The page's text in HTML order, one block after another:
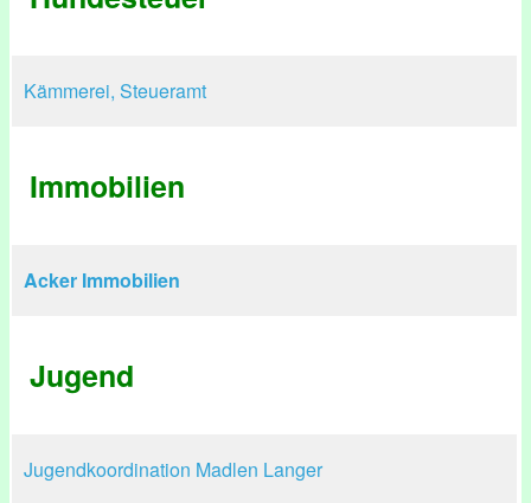
Kämmerei, Steueramt
Immobilien
Acker Immobilien
Jugend
Jugendkoordination Madlen Langer